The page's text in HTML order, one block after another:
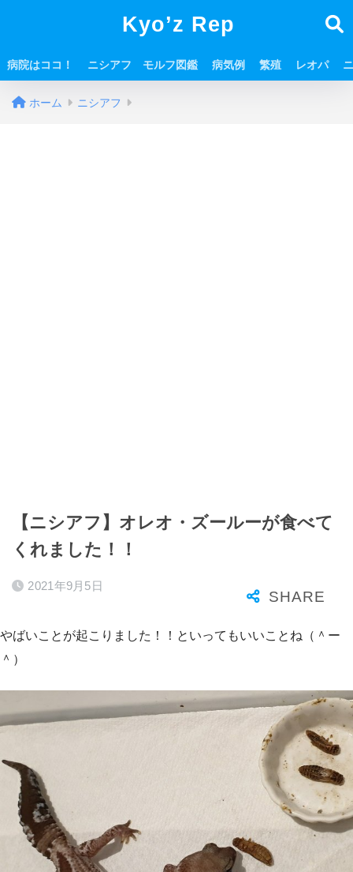
Kyo’z Rep
病院はココ！ ニシアフ モルフ図鑑 病気例 繁殖 レオパ
ホーム ニシアフ
【ニシアフ】オレオ・ズールーが食べて
くれました！！
2021年9月5日
やばいことが起こりました！！といってもいいことね（＾ー
＾）